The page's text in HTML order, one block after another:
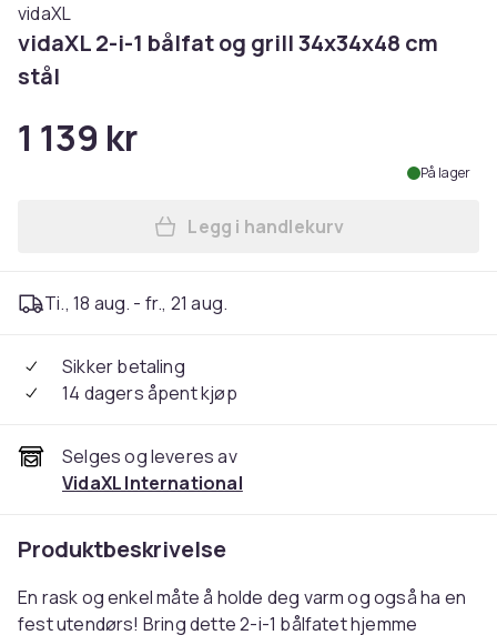
vidaXL
vidaXL 2-i-1 bålfat og grill 34x34x48 cm
stål
1 139 kr
På lager
Legg vidaXL 2-i-1 bålfat og
Legg i handlekurv
Ti., 18 aug. - fr., 21 aug.
Sikker betaling
14 dagers åpent kjøp
Selges og leveres av
VidaXL International
Produktbeskrivelse
En rask og enkel måte å holde deg varm og også ha en
fest utendørs! Bring dette 2-i-1 bålfatet hjemme